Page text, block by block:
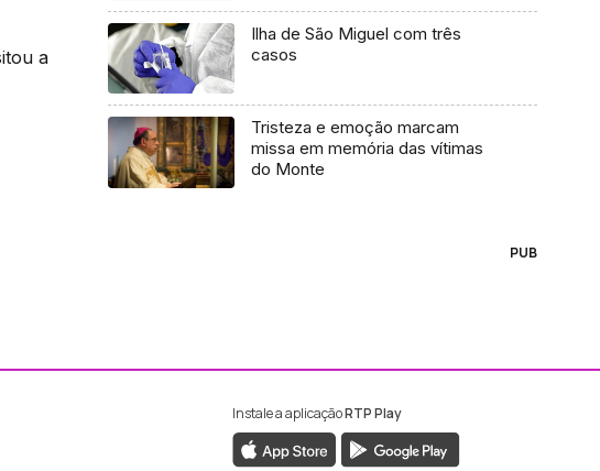
a
Ilha de São Miguel com três
casos
Tristeza e emoção marcam
missa em memória das vítimas
do Monte
PUB
ao Facebook da RTP Madeira
ao Instagram da RTP Madeira
Instale a aplicaçãoRTP Play